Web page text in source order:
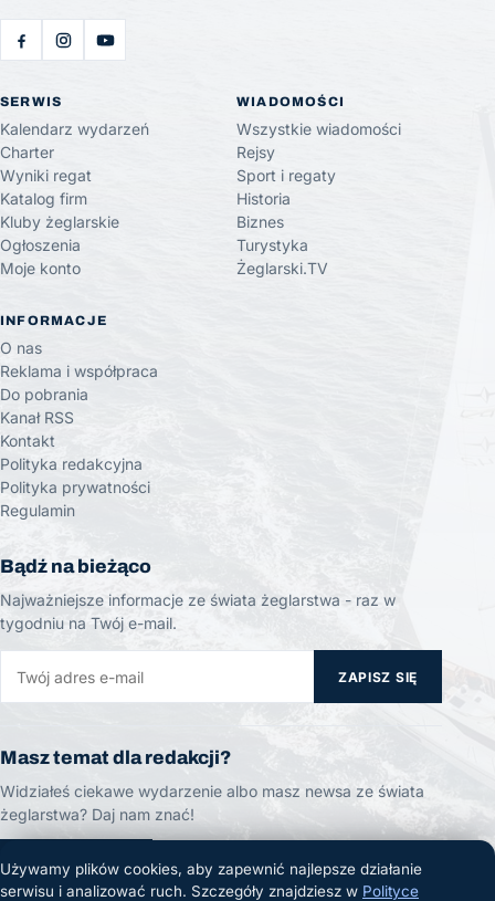
SERWIS
Kalendarz wydarzeń
Charter
Wyniki regat
Katalog firm
Kluby żeglarskie
Ogłoszenia
Moje konto
WIADOMOŚCI
Wszystkie wiadomości
Rejsy
Sport i regaty
Historia
Biznes
Turystyka
Żeglarski.TV
INFORMACJE
O nas
Reklama i współpraca
Do pobrania
Kanał RSS
Kontakt
Polityka redakcyjna
Polityka prywatności
Regulamin
Bądź na bieżąco
Najważniejsze informacje ze świata żeglarstwa - raz w
tygodniu na Twój e-mail.
ZAPISZ SIĘ
Masz temat dla redakcji?
Widziałeś ciekawe wydarzenie albo masz newsa ze świata
żeglarstwa? Daj nam znać!
ZGŁOŚ TEMAT
Używamy plików cookies, aby zapewnić najlepsze działanie
serwisu i analizować ruch. Szczegóły znajdziesz w Polityce